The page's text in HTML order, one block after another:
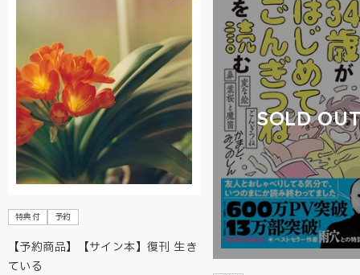
特典付 予約
【予約商品】【サイン本】復刊 生き
ている
SOLD